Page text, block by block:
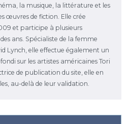
la musique, la littérature et les
œuvres de fiction. Elle crée
et participe à plusieurs
ans. Spécialiste de la femme
Lynch, elle effectue également un
sur les artistes américaines Tori
de publication du site, elle en
au-delà de leur validation.